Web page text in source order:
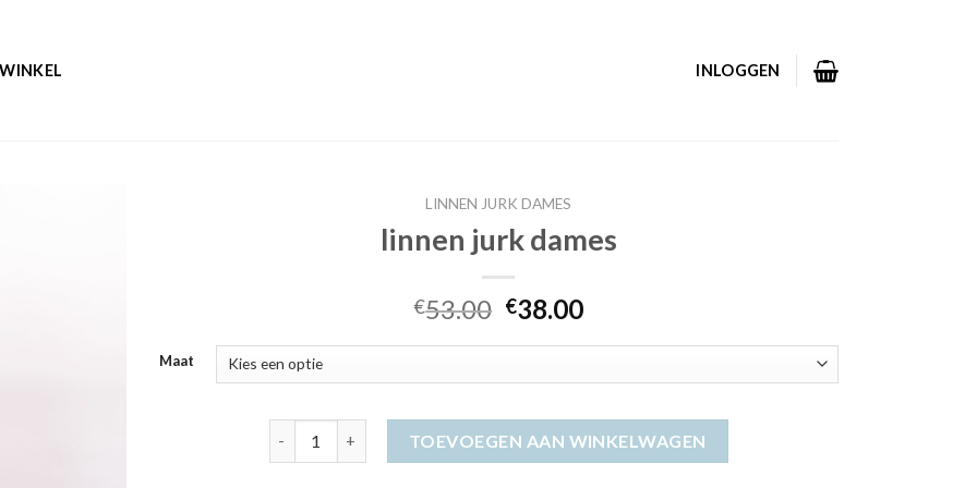
WINKEL INLOGGEN
LINNEN JURK DAMES
linnen jurk dames
€53.00 €38.00
Maat
TOEVOEGEN AAN WINKELWAGEN